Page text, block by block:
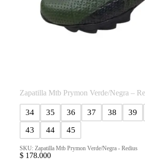
Zapatilla Mtb Prymon Verde/Negra –
34 35 36 37 38 39
43
44 45
SKU: Zapatilla Mtb Prymon Verde/Negra - Redius
$ 178.000